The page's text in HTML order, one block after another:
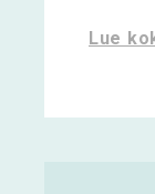
Lue